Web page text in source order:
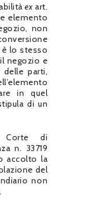
ex art.
elemento
non
è lo stesso
negozio e
delle parti,
in quel
di un
Corte di
n. 33719
accolto la
del
non